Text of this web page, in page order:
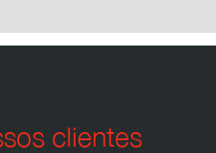
clientes